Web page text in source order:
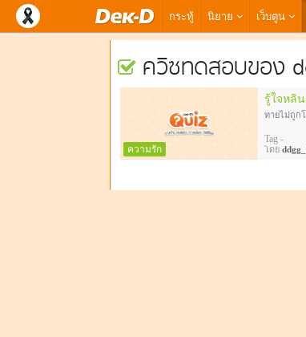
กระทู้ นิยาย เว็บตูน
ควิซทดสอบของ
ความรัก
รู้ใจหลิ
ทายไม่ถูก
Tag -
โดย